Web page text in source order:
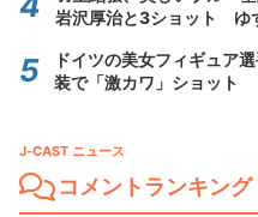
岩沢厚治と3ショット ゆ
ドイツの美女フィギュア
装で「激カワ」ショット
J-CAST ニュース
コメントランキング